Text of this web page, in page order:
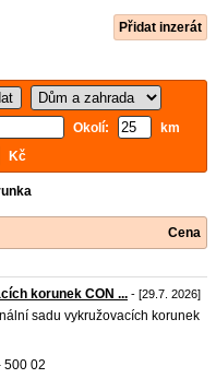
Přidat inzerát
Okolí:
km
Kč
Cena
korunek CON ... - [29.7. 2026]
sadu vykružovacích korunek
500 02